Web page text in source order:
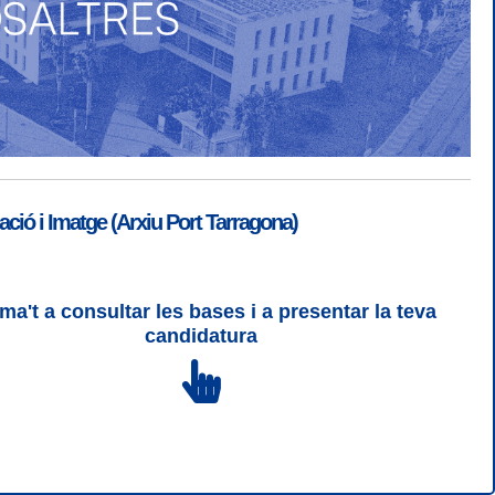
| Desconnectar
| CSS 3 | WCAG 2 i WW3C
i Imatge (Arxiu Port Tarragona)
a consultar les bases i a presentar la teva
candidatura